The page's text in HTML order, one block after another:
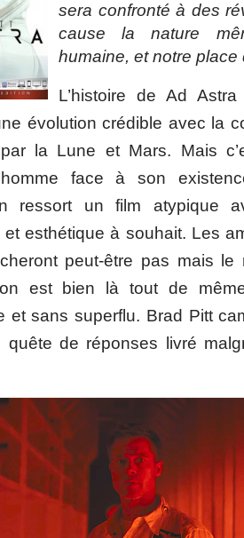
sera confronté à des
cause la nature
humaine, et notre place
L’histoire de Ad
évolution crédible avec la
la Lune et Mars. Mais
homme face à son
ressort un film atypique
esthétique à souhait. Les
peut-être pas mais
est bien là tout de
et sans superflu. Brad Pitt
quête de réponses livré